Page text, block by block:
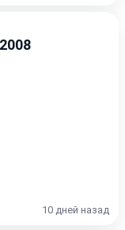
10 дней назад